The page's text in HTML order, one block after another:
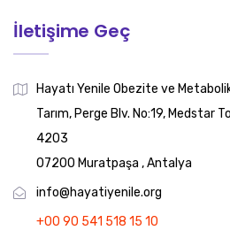
İletişime Geç
Hayatı Yenile Obezite ve
Tarım, Perge Blv. No:19, Medstar
4203
07200 Muratpaşa , Antalya
info@hayatiyenile.org
+00 90 541 518 15 10